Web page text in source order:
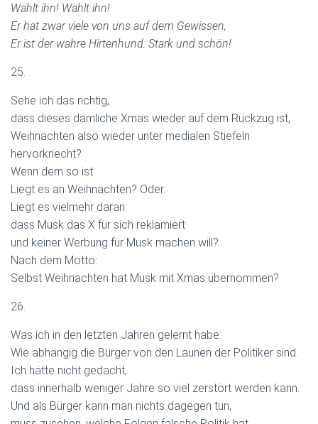
Wählt ihn! Wählt ihn!
Er hat zwar viele von uns auf dem Gewissen,
Er ist der wahre Hirtenhund: Stark und schön!
25.
Sehe ich das richtig,
dass dieses dämliche Xmas wieder auf dem Rückzug ist,
Weihnachten also wieder unter medialen Stiefeln
hervorkriecht?
Wenn dem so ist:
Liegt es an Weihnachten? Oder:
Liegt es vielmehr daran:
dass Musk das X für sich reklamiert
und keiner Werbung für Musk machen will?
Nach dem Motto:
Selbst Weihnachten hat Musk mit Xmas übernommen?
26.
Was ich in den letzten Jahren gelernt habe:
Wie abhängig die Bürger von den Launen der Politiker sind.
Ich hätte nicht gedacht,
dass innerhalb weniger Jahre so viel zerstört werden kann.
Und als Bürger kann man nichts dagegen tun,